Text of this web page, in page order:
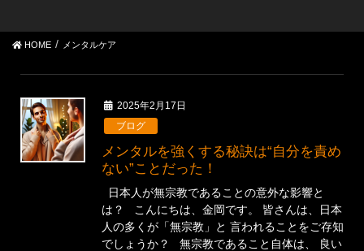
HOME メンタルケア
2025年2月17日
ブログ
メンタルを強くする秘訣は“自分を責め
ない”ことだった！
日本人が無宗教であることの意外な影響と
は？ こんにちは、金岡です。 皆さんは、日本
人の多くが「無宗教」と 言われることをご存知
でしょうか？ 無宗教であること自体は、 良い